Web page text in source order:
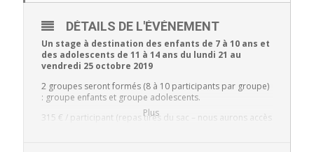
Plus
DÉTAILS DE L'ÉVÉNEMENT
Un stage à destination des enfants de 7 à 10 ans et
des adolescents de 11 à 14 ans du lundi 21 au
vendredi 25 octobre 2019
2 groupes seront formés (8 à 10 participants par groupe)
: groupe enfants et groupe adolescents.
315 € / participant (repas tirés du sac – nous aurons accès